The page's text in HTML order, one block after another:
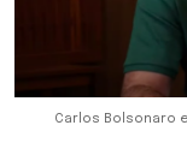
Carlos Bolsonaro